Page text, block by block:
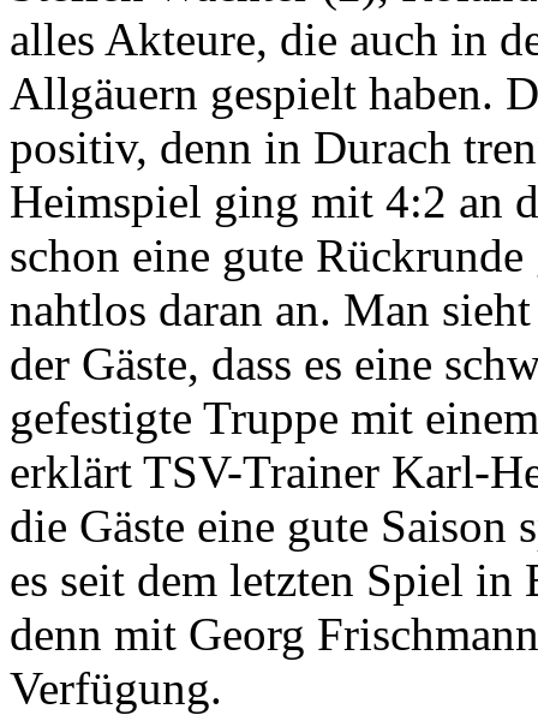
alles Akteure, die auch in
Allgäuern gespielt haben.
positiv, denn in Durach
Heimspiel ging mit 4:2 an
schon eine gute
nahtlos daran an. Man
der Gäste, dass es eine
gefestigte Truppe mit
erklärt TSV-Trainer Karl-
die Gäste eine gute Saison
es seit dem letzten Spiel
denn mit Georg
Verfügung.